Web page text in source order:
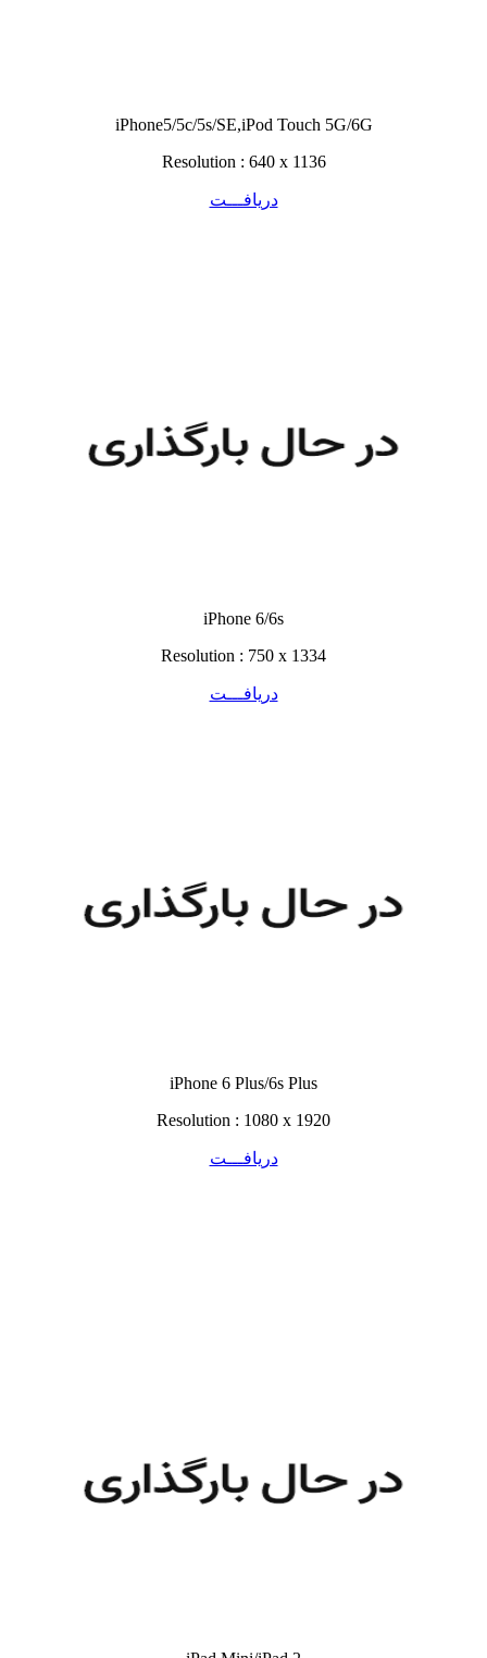
iPhone5/5c/5s/SE,iPod Touch 5G/6G
Resolution : 640 x 1136
دریافـــت
iPhone 6/6s
Resolution : 750 x 1334
دریافـــت
iPhone 6 Plus/6s Plus
Resolution : 1080 x 1920
دریافـــت